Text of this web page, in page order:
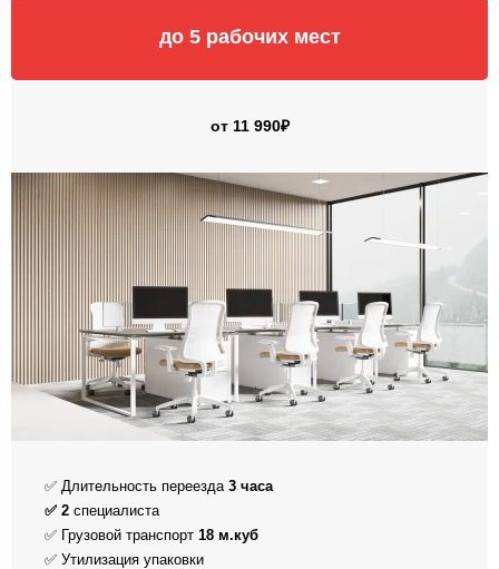
до 5 рабочих мест
от 11 990₽
✅ Длительность переезда 3 часа
✅ 2 специалиста
✅ Грузовой транспорт 18 м.куб
✅ Утилизация упаковки